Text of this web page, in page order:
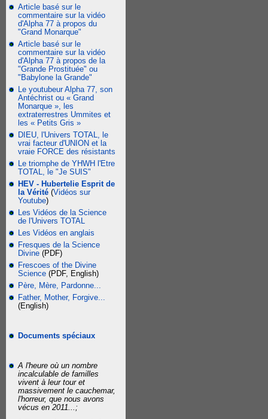
Article basé sur le
commentaire sur la vidéo
d'Alpha 77 à propos du
"Grand Monarque"
Article basé sur le
commentaire sur la vidéo
d'Alpha 77 à propos de la
"Grande Prostituée" ou
"Babylone la Grande"
Le youtubeur Alpha 77, son
Antéchrist ou « Grand
Monarque », les
extraterrestres Ummites et
les « Petits Gris »
DIEU, l'Univers TOTAL, le
vrai facteur d'UNION et la
vraie FORCE des résistants
Le triomphe de YHWH l'Etre
TOTAL, le "Je SUIS"
HEV - Hubertelie Esprit de
la Vérité (Vidéos sur
Youtube)
Les Vidéos de la Science
de l'Univers TOTAL
Les Vidéos en anglais
Fresques de la Science
Divine (PDF)
Frescoes of the Divine
Science (PDF, English)
Père, Mère, Pardonne...
Father, Mother, Forgive...
(English)
Documents spéciaux
A l'heure où un nombre
incalculable de familles
vivent à leur tour et
massivement le cauchemar,
l'horreur, que nous avons
vécus en 2011...;